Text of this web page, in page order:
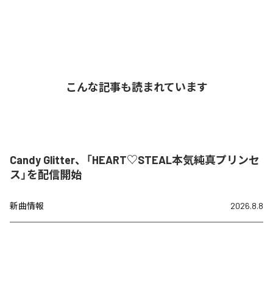
こんな記事も読まれています
Candy Glitter、「HEART♡STEAL本気純真プリンセ
ス」を配信開始
新曲情報 2026.8.8